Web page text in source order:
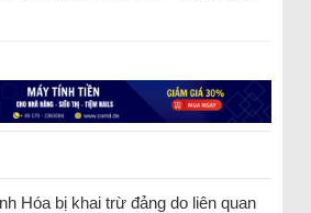
Hóa bị khai trừ đảng do liên quan